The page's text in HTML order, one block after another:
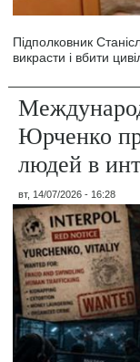
Підполковник
викрасти і вбити
Юрченко
людей в
вт, 14/07/2026 - 16:28